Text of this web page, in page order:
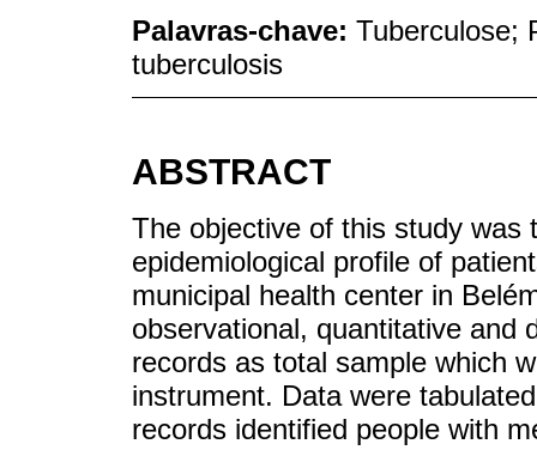
Palavras-chave: Tuberculose;
tuberculosis
ABSTRACT
The objective of this study was
epidemiological profile of
municipal health center in
observational, quantitative and
records as total sample which
instrument. Data were
records identified people with